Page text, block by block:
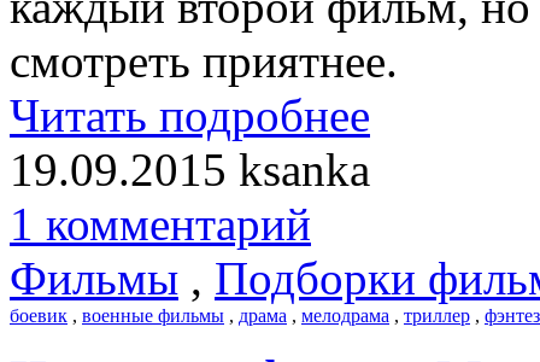
смотреть приятнее.
Читать подробнее
19.09.2015 ksanka
1 комментарий
Фильмы , Подборки
боевик , военные фильмы , драма , мелодрама , триллер ,